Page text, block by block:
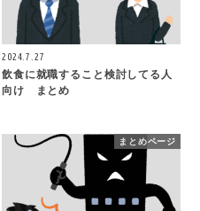
2024.7.27
飲食に就職すること検討してる人
向け まとめ
まとめページ